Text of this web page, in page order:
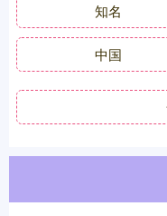
知名
中国